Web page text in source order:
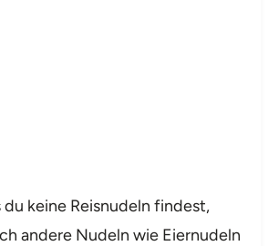
du keine Reisnudeln findest,
andere Nudeln wie Eiernudeln